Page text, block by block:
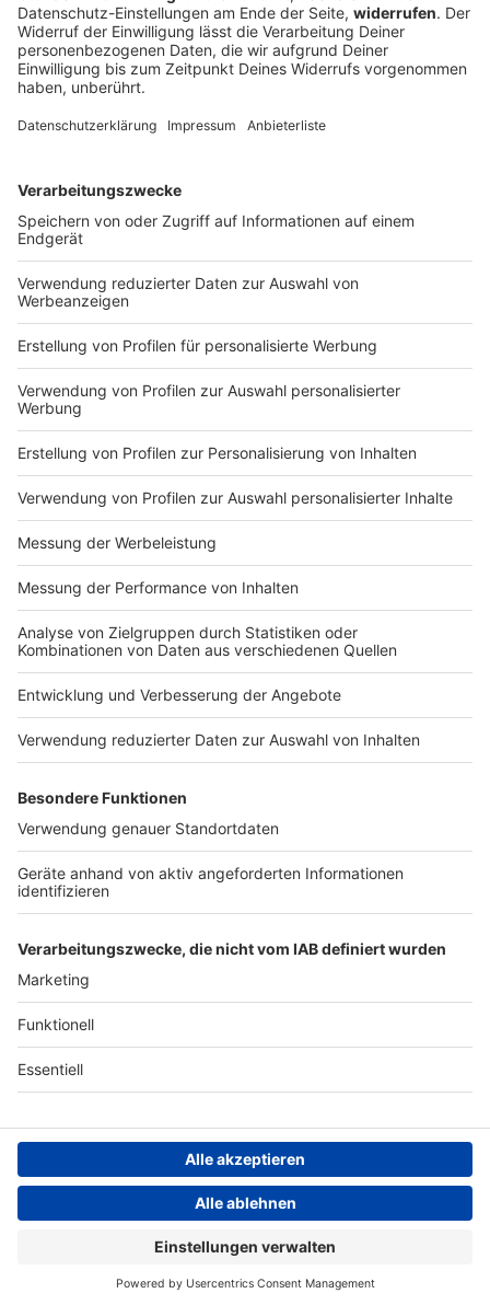
Fußball-Zweitligist Nürnberg setzt auf Kontinuität:
Drei Vorstände bleiben an Bord, um den Weg Richtung
Bundesliga weiterzugehen.
DEINE GEMERKTEN ARTIKEL
Du hast dir noch keine Artikel gemerkt
Markiere sie hierfür mit einem
Impressum
Nutzungsbedingungen
Jobs
Presse
Werben
Archiv
ANTENNE BAYERN GROUP
Stiftung ANTENNE BAYERN
hilft
Teilnahmebedingungen
Grounding Page ANTENNE
BAYERN
Kontakt
Studio-Hotline
Verkehrs-Hotline
Datenschutz­erklärung
einstellungen
Persönliche Datenkontrolle
Newsletter
ANTENNE BAYERN Live